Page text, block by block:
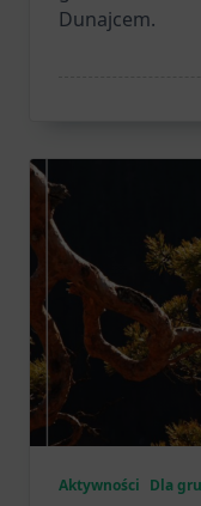
Dunajcem.
Aktywności Dla